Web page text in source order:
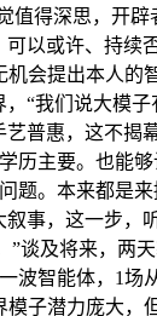
得深思，开
以或许、持
会提出本人
“我们说大模
惠，这不
主要。也能
。本来都是
事，这一步
”谈及将来，
波智能体，1
子潜力庞大